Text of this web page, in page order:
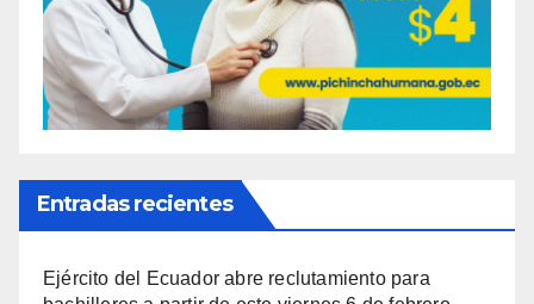
Entradas recientes
Ejército del Ecuador abre reclutamiento para